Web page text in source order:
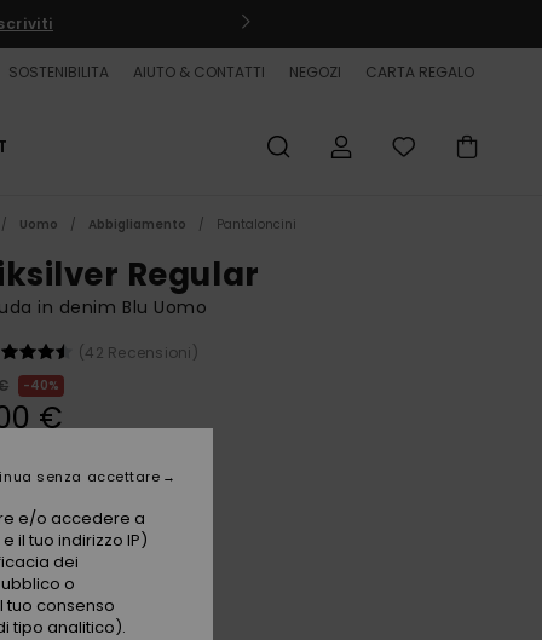
SOSTENIBILITA AIUTO & CONTATTI NEGOZI CARTA REGALO
Uomo Abbigliamento Pantaloncini
Regular
in denim Blu Uomo
(42 Recensioni)
40%
€
Indigo Light
e/o accedere a
il tuo indirizzo IP)
dei
o
tuo consenso
tipo analitico).
senza accettare